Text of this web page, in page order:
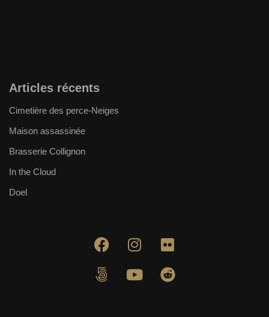
Articles récents
Cimetière des perce-Neiges
Maison assassinée
Brasserie Collignon
In the Cloud
Doel